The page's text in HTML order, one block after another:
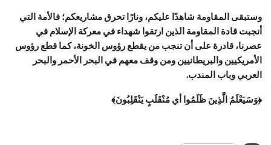
وستبقى المقاومة شاهدًا عليكم، ونارًا تحرق مشاريعكم؛ فالأمة التي
أنجبت قادة المقاومة الذين ارتقوا شهداء في معركة الإسلام في
عصرنا، قادرة على أن تنجب من يقطع رؤوس الخونة، كما قطع رؤوس
الأمريكيين والبريطانيين ومن وقف معهم في البحر الأحمر والبحر
العربي وباب المندب.
﴿وَسَيَعْلَمُ الَّذِينَ ظَلَمُوا أي مُنْقَلَبٍ يَنْقَلِبُونَ﴾